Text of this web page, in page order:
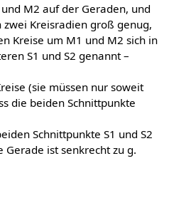
und M2 auf der Geraden, und
zwei Kreisradien groß genug,
Kreise um M1 und M2 sich in
S1 und S2 genannt –
(sie müssen nur soweit
die beiden Schnittpunkte
Schnittpunkte S1 und S2
Gerade ist senkrecht zu g.